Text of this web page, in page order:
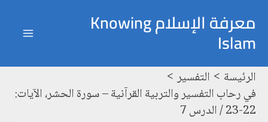
إلى
المحتوى
معرفة الإسلام Knowing
Islam
الرئيسة
التفسير
في رحاب التفسير والتربية القرآنية – سورة الحشر، الآيات:
22-23 / الدرس 7
navigation